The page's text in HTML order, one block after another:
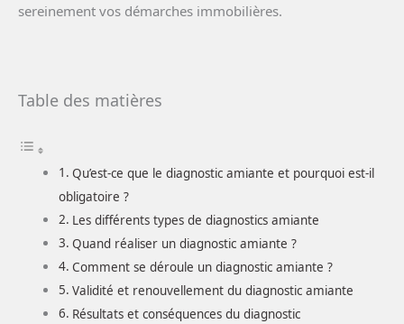
sereinement vos démarches immobilières.
Table des matières
Qu’est-ce que le diagnostic amiante et pourquoi est-il
obligatoire ?
Les différents types de diagnostics amiante
Quand réaliser un diagnostic amiante ?
Comment se déroule un diagnostic amiante ?
Validité et renouvellement du diagnostic amiante
Résultats et conséquences du diagnostic